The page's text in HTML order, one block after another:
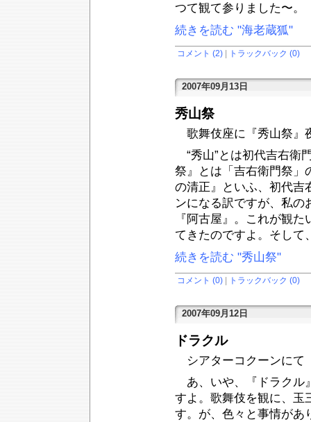
つて観て参りました〜。
続きを読む "海老蔵狐"
コメント (2) トラックバック (0)
2007年09月13日
秀山祭
歌舞伎座に『秀山祭』
“秀山”とは初代吉右衛
祭』とは「吉右衛門祭」
の清正』といふ、初代吉
ンになる訳ですが、私の
『阿古屋』。これが観
てきたのですよ。そして
続きを読む "秀山祭"
コメント (0) トラックバック (0)
2007年09月12日
ドラクル
シアターコクーンにて
あ、いや、『ドラクル
すよ。歌舞伎を観に、玉
す。が、色々と事情があ